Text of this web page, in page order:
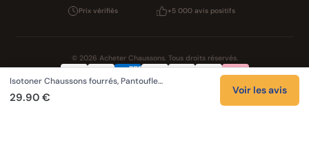
Prix vérifiés +5 000 avis positifs
© 2026 Acheter Chaussons. Tous droits réservés.
ConfidentialitéCGVCookies
Isotoner Chaussons fourrés, Pantoufle…
29.90 €
Voir les avis